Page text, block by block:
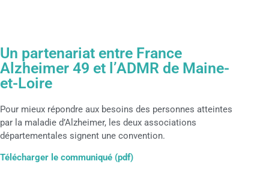
Un partenariat entre France
Alzheimer 49 et l’ADMR de Maine-
et-Loire
Pour mieux répondre aux besoins des personnes atteintes
par la maladie d’Alzheimer, les deux associations
départementales signent une convention.
Télécharger le communiqué (pdf)